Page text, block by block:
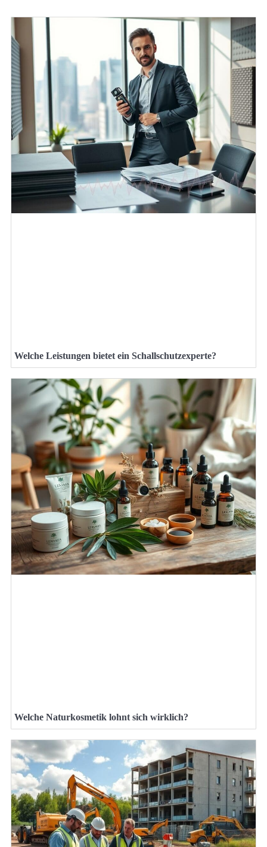
Welche Leistungen bietet ein Schallschutzexperte?
Welche Naturkosmetik lohnt sich wirklich?